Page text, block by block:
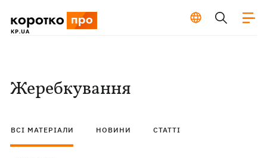
Жеребкування
ВСІ МАТЕРІАЛИ НОВИНИ СТАТТІ